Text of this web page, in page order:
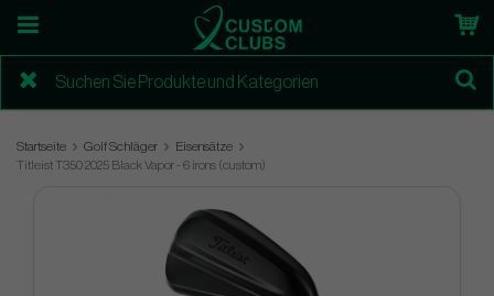
Startseite Golf Schläger
Eisensätze
Titleist T350 2025 Black Vapor - 6 irons (custom)